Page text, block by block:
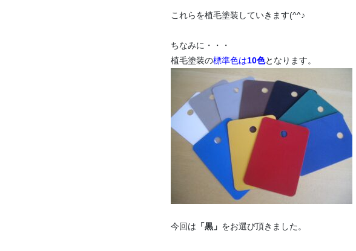
これらを植毛塗装していきます(^^♪
ちなみに・・・
植毛塗装の標準色は10色となります。
今回は 「黒」 をお選び頂きました。